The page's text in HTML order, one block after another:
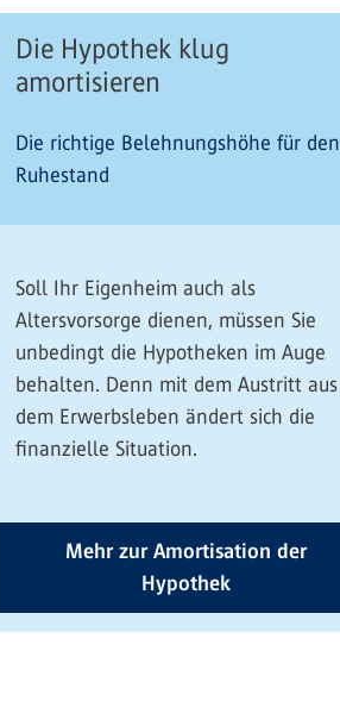
Die Hypothek klug
amortisieren
Die richtige Belehnungshöhe für den
Ruhestand
Soll Ihr Eigenheim auch als
Altersvorsorge dienen, müssen Sie
unbedingt die Hypotheken im Auge
behalten. Denn mit dem Austritt aus
dem Erwerbsleben ändert sich die
finanzielle Situation.
Mehr zur Amortisation der
Hypothek